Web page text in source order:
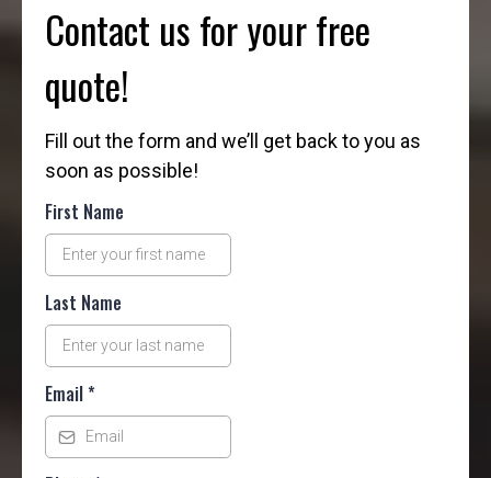
Contact us for your free
quote!
Fill out the form and we’ll get back to you as
soon as possible!
First Name
Last Name
Email*